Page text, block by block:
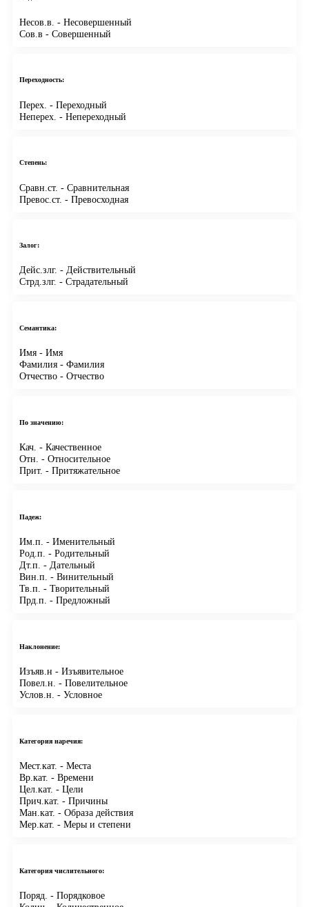
Несов.в. - Несовершенный
Сов.в - Совершенный
Переходность:
Перех. - Переходный
Неперех. - Непереходный
Степень:
Сравн.ст. - Сравнительная
Превос.ст. - Превосходная
Залог:
Дейс.злг. - Действительный
Стрд.злг. - Страдательный
Семантика:
Имя - Имя
Фамилия - Фамилия
Отчество - Отчество
По значению:
Кач. - Качественное
Отн. - Относительное
Прит. - Притяжательное
Падеж:
Им.п. - Именительный
Род.п. - Родительный
Дт.п. - Дательный
Вин.п. - Винительный
Тв.п. - Творительный
Прд.п. - Предложный
Наклонение:
Изъяв.н - Изъявительное
Повел.н. - Повелительное
Услов.н. - Условное
Категория наречия:
Мест.кат. - Места
Вр.кат. - Времени
Цел.кат. - Цели
Прич.кат. - Причины
Ман.кат. - Образа действия
Мер.кат. - Меры и степени
Категория числительного:
Поряд. - Порядковое